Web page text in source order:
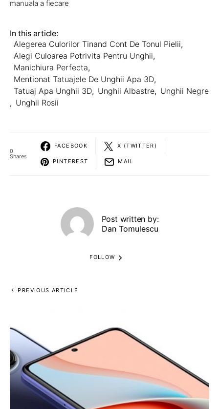
manuala a fiecare
In this article:
Alegerea Culorilor Tinand Cont De Tonul Pielii,
Alegi Culoarea Potrivita Pentru Unghii,
Manichiura Perfecta,
Mentionat Tatuajele De Unghii Apa 3D,
Tatuaj Apa Unghii 3D, Unghii Albastre, Unghii Negre
, Unghii Rosii
0
Shares
FACEBOOK X (TWITTER)
PINTEREST MAIL
Post written by:
Dan Tomulescu
FOLLOW
PREVIOUS ARTICLE